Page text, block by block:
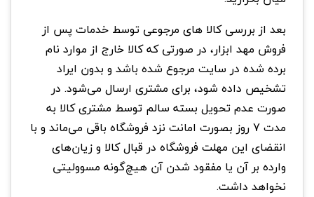
بعد از بررسی کالا های مرجوعی توسط خدمات پس از
فروش مهد ابزار، در صورتی که کالا خارج از موارد نام
برده شده در سایت مرجوع شده باشد و بدون ایراد
تشخیص داده شود، برای مشتری ارسال می‌شود. در
صورت عدم تحویل بسته سالم توسط مشتری کالا به
مدت 7 روز بصورت امانت نزد فروشگاه باقی می‌ماند و با
انقضای این مهلت فروشگاه در قبال کالا و زیان‌های
وارده بر آن یا مفقود شدن آن هیچ‌گونه مسوولیتی
نخواهد داشت.